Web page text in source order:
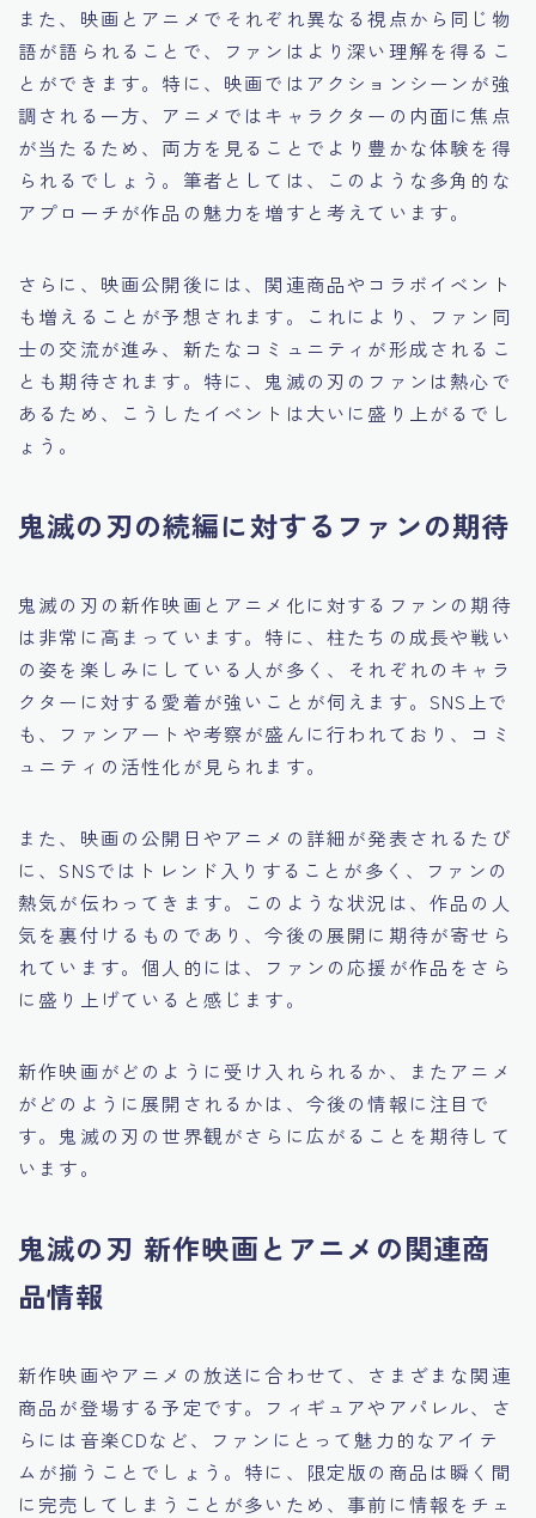
また、映画とアニメでそれぞれ異なる視点から同じ物
語が語られることで、ファンはより深い理解を得るこ
とができます。特に、映画ではアクションシーンが強
調される一方、アニメではキャラクターの内面に焦点
が当たるため、両方を見ることでより豊かな体験を得
られるでしょう。筆者としては、このような多角的な
アプローチが作品の魅力を増すと考えています。
さらに、映画公開後には、関連商品やコラボイベント
も増えることが予想されます。これにより、ファン同
士の交流が進み、新たなコミュニティが形成されるこ
とも期待されます。特に、鬼滅の刃のファンは熱心で
あるため、こうしたイベントは大いに盛り上がるでし
ょう。
鬼滅の刃の続編に対するファンの期待
鬼滅の刃の新作映画とアニメ化に対するファンの期待
は非常に高まっています。特に、柱たちの成長や戦い
の姿を楽しみにしている人が多く、それぞれのキャラ
クターに対する愛着が強いことが伺えます。SNS上で
も、ファンアートや考察が盛んに行われており、コミ
ュニティの活性化が見られます。
また、映画の公開日やアニメの詳細が発表されるたび
に、SNSではトレンド入りすることが多く、ファンの
熱気が伝わってきます。このような状況は、作品の人
気を裏付けるものであり、今後の展開に期待が寄せら
れています。個人的には、ファンの応援が作品をさら
に盛り上げていると感じます。
新作映画がどのように受け入れられるか、またアニメ
がどのように展開されるかは、今後の情報に注目で
す。鬼滅の刃の世界観がさらに広がることを期待して
います。
鬼滅の刃 新作映画とアニメの関連商
品情報
新作映画やアニメの放送に合わせて、さまざまな関連
商品が登場する予定です。フィギュアやアパレル、さ
らには音楽CDなど、ファンにとって魅力的なアイテ
ムが揃うことでしょう。特に、限定版の商品は瞬く間
に完売してしまうことが多いため、事前に情報をチェ